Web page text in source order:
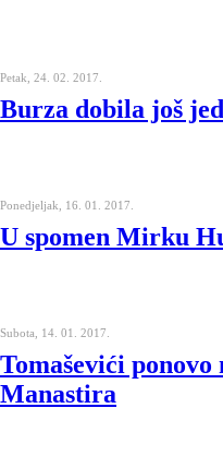
Petak, 24. 02. 2017.
Burza dobila još
Ponedjeljak, 16. 01. 2017.
U spomen Mirku
Subota, 14. 01. 2017.
Tomaševići
Manastira